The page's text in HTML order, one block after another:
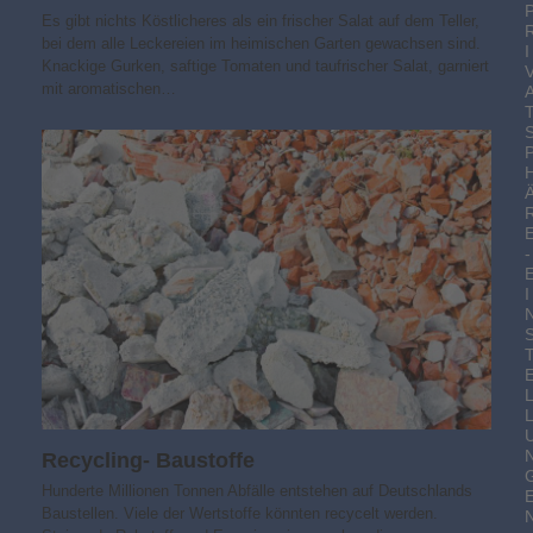
Es gibt nichts Köstlicheres als ein frischer Salat auf dem Teller,
bei dem alle Leckereien im heimischen Garten gewachsen sind.
Knackige Gurken, saftige Tomaten und taufrischer Salat, garniert
mit aromatischen…
Recycling- Baustoffe
Hunderte Millionen Tonnen Abfälle entstehen auf Deutschlands
Baustellen. Viele der Wertstoffe könnten recycelt werden.
I
-
I
L
L